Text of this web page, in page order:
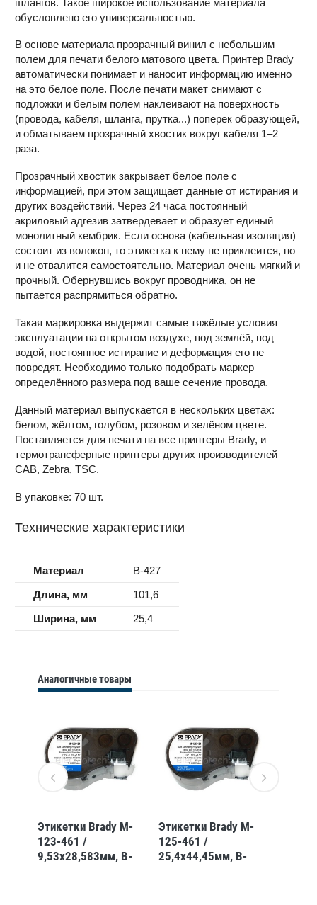
обусловлено его универсальностью.
В основе материала прозрачный винил с небольшим
полем для печати белого матового цвета. Принтер Brady
автоматически понимает и наносит информацию именно
на это белое поле. После печати макет снимают с
подложки и белым полем наклеивают на поверхность
(провода, кабеля, шланга, прутка...) поперек образующей,
и обматываем прозрачный хвостик вокруг кабеля 1–2
раза.
Прозрачный хвостик закрывает белое поле с
информацией, при этом защищает данные от истирания и
других воздействий. Через 24 часа постоянный
акриловый адгезив затвердевает и образует единый
монолитный кембрик. Если основа (кабельная изоляция)
состоит из волокон, то этикетка к нему не приклеится, но
и не отвалится самостоятельно. Материал очень мягкий и
прочный. Обернувшись вокруг проводника, он не
пытается распрямиться обратно.
Такая маркировка выдержит самые тяжёлые условия
эксплуатации на открытом воздухе, под землёй, под
водой, постоянное истирание и деформация его не
повредят. Необходимо только подобрать маркер
определённого размера под ваше сечение провода.
Данный материал выпускается в нескольких цветах:
белом, жёлтом, голубом, розовом и зелёном цвете.
Поставляется для печати на все принтеры Brady, и
термотрансферные принтеры других производителей
CAB, Zebra, TSC.
В упаковке: 70 шт.
Технические характеристики
Материал
B-427
Длина, мм
101,6
Ширина, мм
25,4
Аналогичные товары
Этикетки Brady M-
123-461 /
9,53x28,583мм, B-
Этикетки Brady M-
125-461 /
25,4x44,45мм, B-